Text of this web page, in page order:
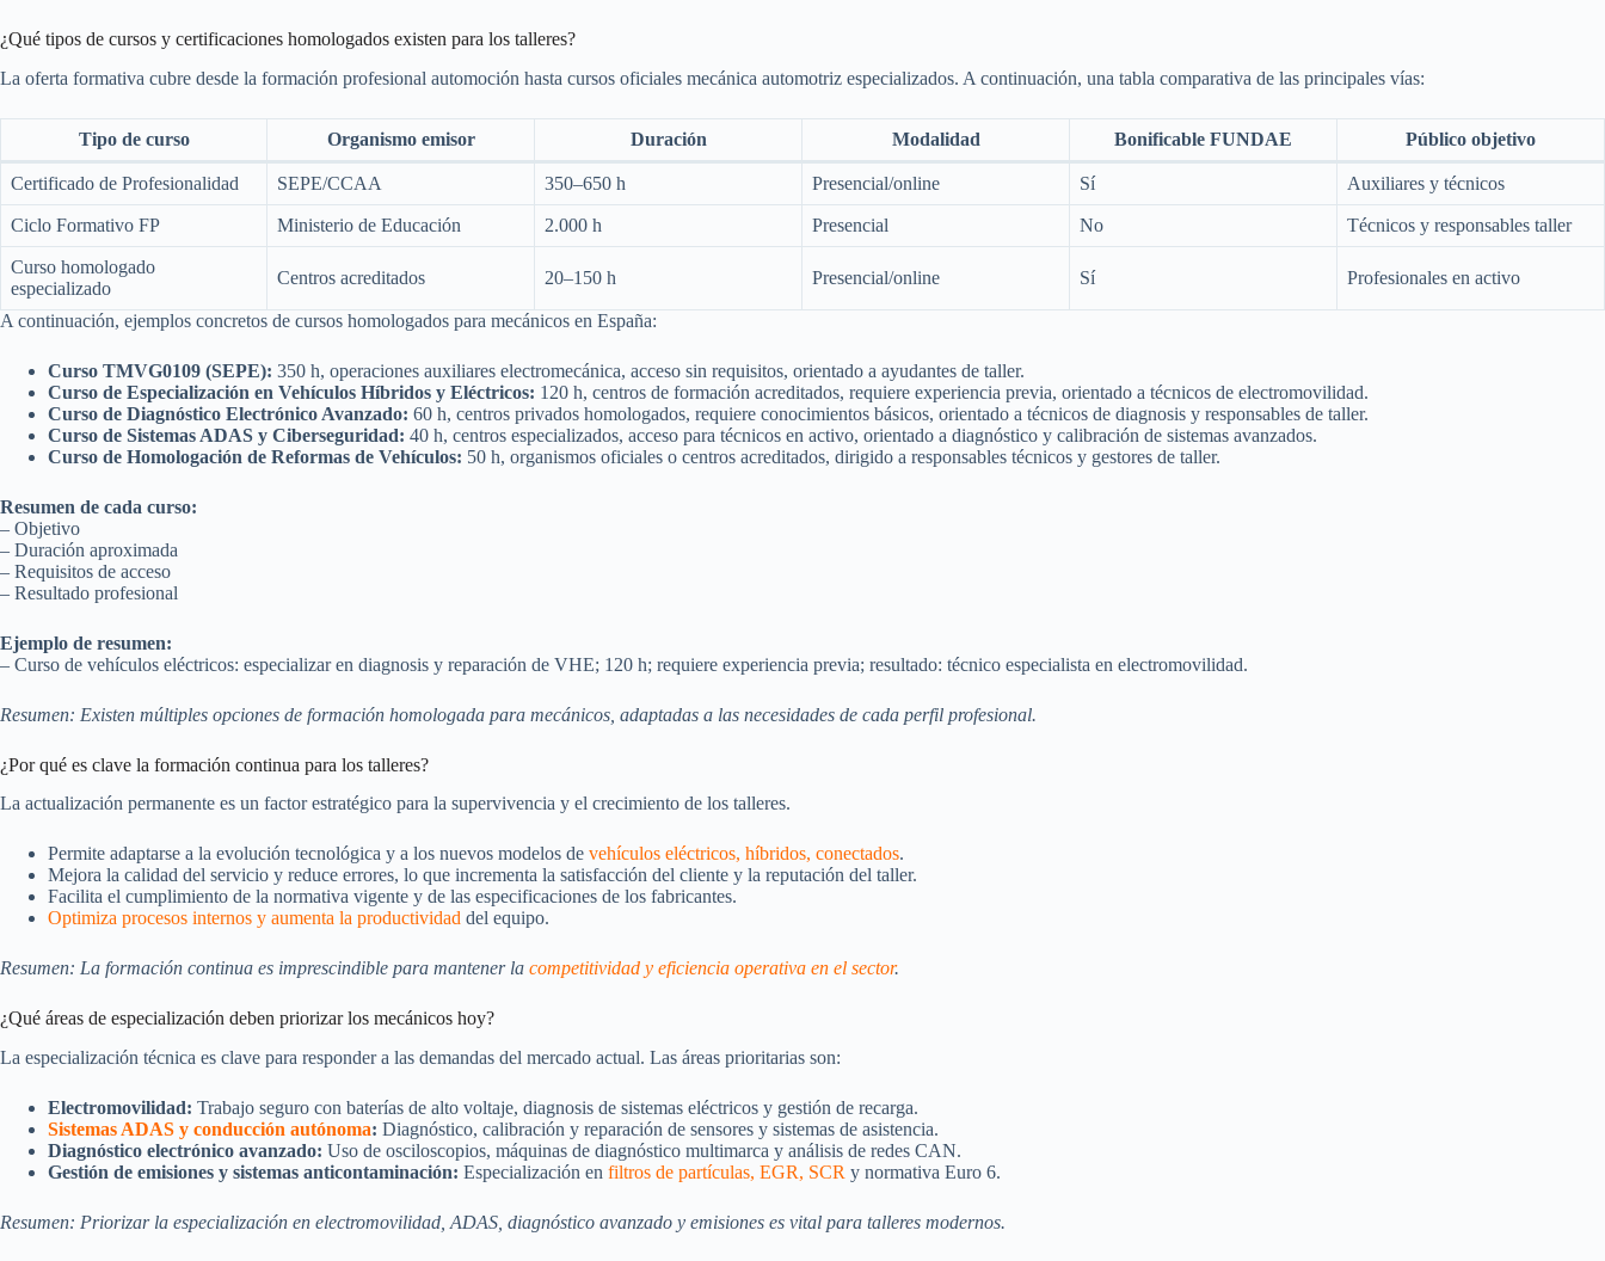
¿Qué tipos de cursos y certificaciones homologados existen para los talleres?
La oferta formativa cubre desde la formación profesional automoción hasta cursos oficiales mecánica automotriz especializados. A continuación, una tabla comparativa de las principales vías:
Tipo de curso Organismo emisor Duración Modalidad Bonificable FUNDAE Público objetivo
Certificado de Profesionalidad SEPE/CCAA 350–650 h Presencial/online Sí Auxiliares y técnicos
Ciclo Formativo FP Ministerio de Educación 2.000 h Presencial No Técnicos y responsables taller
Curso homologado
especializado
Centros acreditados 20–150 h Presencial/online Sí Profesionales en activo
A continuación, ejemplos concretos de cursos homologados para mecánicos en España:
Curso TMVG0109 (SEPE): 350 h, operaciones auxiliares electromecánica, acceso sin requisitos, orientado a ayudantes de taller.
Curso de Especialización en Vehículos Híbridos y Eléctricos: 120 h, centros de formación acreditados, requiere experiencia previa, orientado a técnicos de electromovilidad.
Curso de Diagnóstico Electrónico Avanzado: 60 h, centros privados homologados, requiere conocimientos básicos, orientado a técnicos de diagnosis y responsables de taller.
Curso de Sistemas ADAS y Ciberseguridad: 40 h, centros especializados, acceso para técnicos en activo, orientado a diagnóstico y calibración de sistemas avanzados.
Curso de Homologación de Reformas de Vehículos: 50 h, organismos oficiales o centros acreditados, dirigido a responsables técnicos y gestores de taller.
Resumen de cada curso:
– Objetivo
– Duración aproximada
– Requisitos de acceso
– Resultado profesional
Ejemplo de resumen:
– Curso de vehículos eléctricos: especializar en diagnosis y reparación de VHE; 120 h; requiere experiencia previa; resultado: técnico especialista en electromovilidad.
Resumen: Existen múltiples opciones de formación homologada para mecánicos, adaptadas a las necesidades de cada perfil profesional.
¿Por qué es clave la formación continua para los talleres?
La actualización permanente es un factor estratégico para la supervivencia y el crecimiento de los talleres.
Permite adaptarse a la evolución tecnológica y a los nuevos modelos de vehículos eléctricos, híbridos, conectados.
Mejora la calidad del servicio y reduce errores, lo que incrementa la satisfacción del cliente y la reputación del taller.
Facilita el cumplimiento de la normativa vigente y de las especificaciones de los fabricantes.
Optimiza procesos internos y aumenta la productividad del equipo.
Resumen: La formación continua es imprescindible para mantener la competitividad y eficiencia operativa en el sector.
¿Qué áreas de especialización deben priorizar los mecánicos hoy?
La especialización técnica es clave para responder a las demandas del mercado actual. Las áreas prioritarias son:
Electromovilidad: Trabajo seguro con baterías de alto voltaje, diagnosis de sistemas eléctricos y gestión de recarga.
Sistemas ADAS y conducción autónoma: Diagnóstico, calibración y reparación de sensores y sistemas de asistencia.
Diagnóstico electrónico avanzado: Uso de osciloscopios, máquinas de diagnóstico multimarca y análisis de redes CAN.
Gestión de emisiones y sistemas anticontaminación: Especialización en filtros de partículas, EGR, SCR y normativa Euro 6.
Resumen: Priorizar la especialización en electromovilidad, ADAS, diagnóstico avanzado y emisiones es vital para talleres modernos.